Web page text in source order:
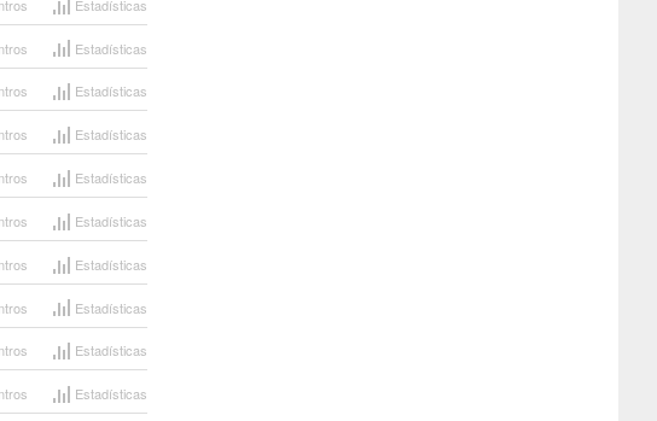
Estadísticas
Estadísticas
Estadísticas
Estadísticas
Estadísticas
Estadísticas
Estadísticas
Estadísticas
Estadísticas
Estadísticas